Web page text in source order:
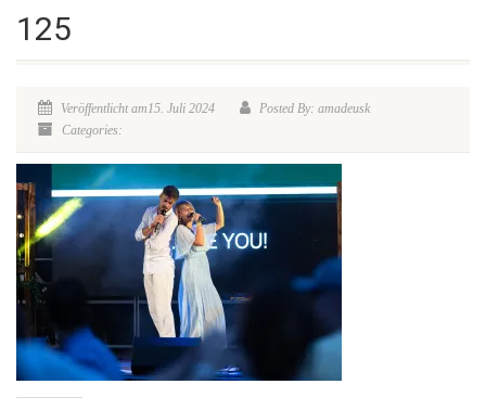
125
Veröffentlicht am15. Juli 2024
Posted By: amadeusk
Categories: